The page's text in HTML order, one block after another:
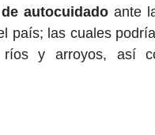
autocuidado ante
país; las cuales
ríos y arroyos, así